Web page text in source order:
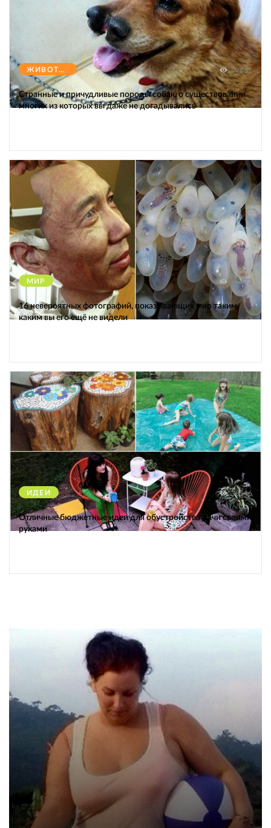
ЖИВОТНЫЕ 47551
Странные и причудливые породы собак, о существовании
многих из которых вы даже не догадывались
МИР 12473
16 невероятных фотографий, показывающих мир таким,
каким вы его ещё не видели
ИДЕИ 38546
Отличные бюджетные идеи для обустройства дачи своими
руками